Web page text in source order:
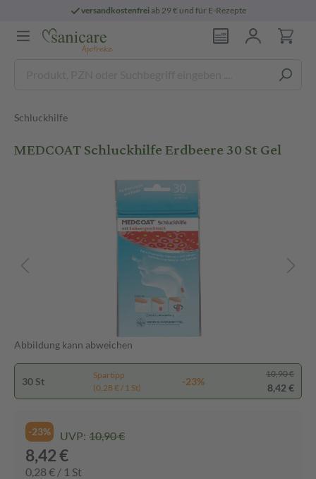
versandkostenfreiab 29 € und für E-Rezepte
Schluckhilfe
MEDCOAT Schluckhilfe Erdbeere 30 St Gel
Abbildung kann abweichen
30 St
Spartipp
(0,28 € / 1 St)
-23%
10,90 €
8,42 €
-23% UVP: 10,90 €
8,42 €
0,28 € / 1 St